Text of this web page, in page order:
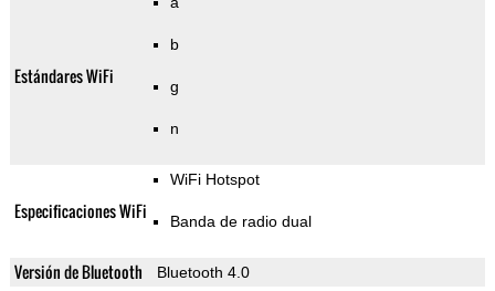
Estándares WiFi
b
g
n
Especificaciones WiFi
WiFi Hotspot
Banda de radio dual
Versión de Bluetooth Bluetooth 4.0